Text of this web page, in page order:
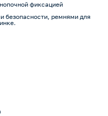
фиксацией
безопасности, ремнями для